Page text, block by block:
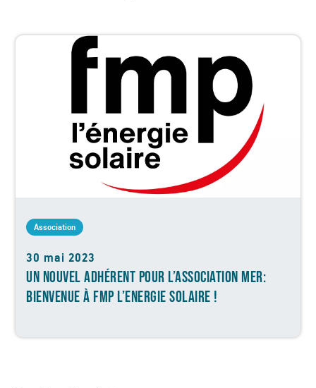
Association
30 mai 2023
UN NOUVEL ADHÉRENT POUR L’ASSOCIATION MER:
BIENVENUE À FMP L’ENERGIE SOLAIRE !